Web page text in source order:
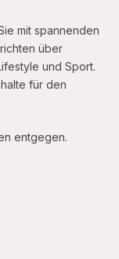
mit spannenden
über
und Sport.
für den
entgegen.